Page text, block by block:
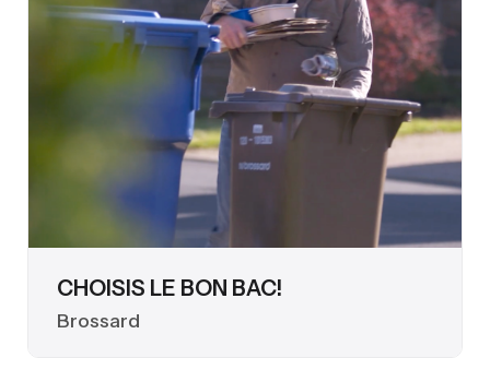
CHOISIS LE BON BAC!
Brossard